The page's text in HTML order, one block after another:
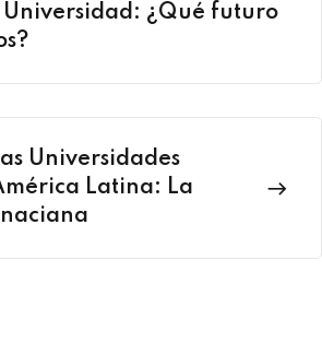
Universidad: ¿Qué futuro
Universidades
Latina: La